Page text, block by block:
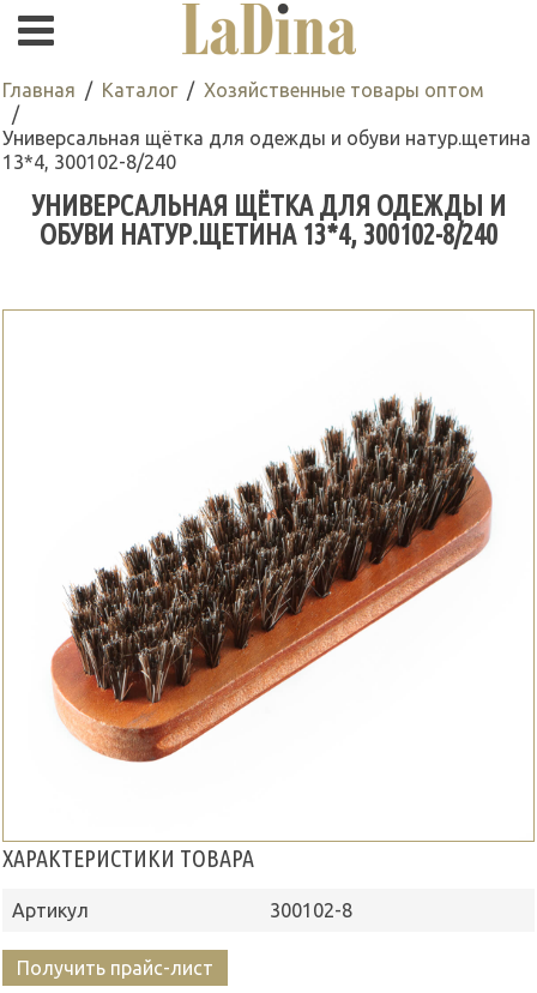
Главная Каталог Хозяйственные товары оптом
Универсальная щётка для одежды и обуви натур.щетина
13*4, 300102-8/240
УНИВЕРСАЛЬНАЯ ЩЁТКА ДЛЯ ОДЕЖДЫ И
ОБУВИ НАТУР.ЩЕТИНА 13*4, 300102-8/240
ХАРАКТЕРИСТИКИ ТОВАРА
Артикул 300102-8
Получить прайс-лист